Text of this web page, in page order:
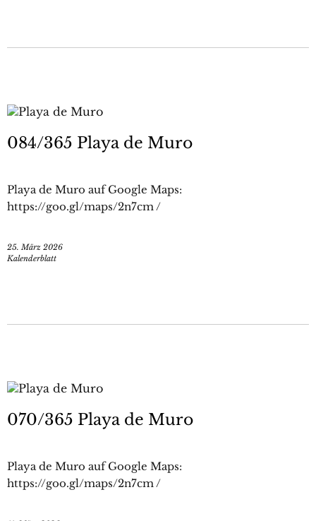
084/365 Playa de Muro
Playa de Muro auf Google Maps:
https://goo.gl/maps/2n7cm /
25. März 2026
Kalenderblatt
070/365 Playa de Muro
Playa de Muro auf Google Maps:
https://goo.gl/maps/2n7cm /